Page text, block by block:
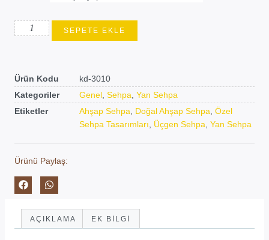
SEPETE EKLE
Ürün Kodu
kd-3010
Kategoriler
Genel Sehpa Yan Sehpa
Etiketler
Ahşap Sehpa Doğal Ahşap Sehpa Özel
Sehpa Tasarımları
Üçgen Sehpa Yan Sehpa
Ürünü Paylaş:
AÇIKLAMA EK BILGI